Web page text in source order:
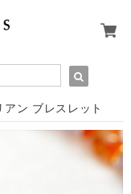
ン ブレスレット